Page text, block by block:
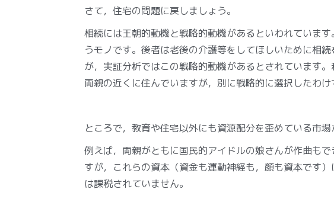
さて，住宅の問題に戻しましょう。
相続には王朝的動機と戦略的動機があるといわれていま
うモノです。後者は老後の介護等をしてほしいために相
が，実証分析ではこの戦略的動機があるとされています
両親の近くに住んでいますが，別に戦略的に選択したわけ
ところで，教育や住宅以外にも資源配分を歪めている市場
例えば，両親がともに国民的アイドルの娘さんが作曲も
すが，これらの資本（資金も運動神経も，顔も資本です
は課税されていません。